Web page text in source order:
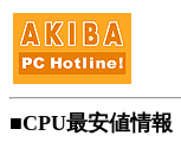
■CPU最安値情報